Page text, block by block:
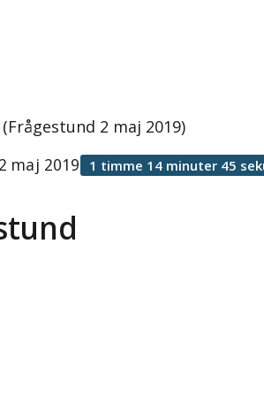
2 maj 2019)
2 maj 2019 1 timme 14 minuter 45